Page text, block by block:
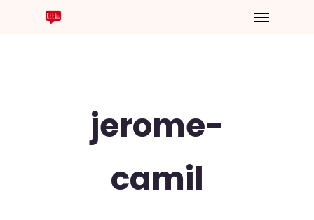
jerome-
camil